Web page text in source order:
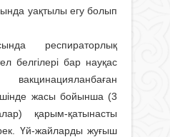
уақтылы егу болып
респираторлық
белгілері бар науқас
жасы бойынша (3
қарым-қатынасты
Үй-жайларды жуғыш